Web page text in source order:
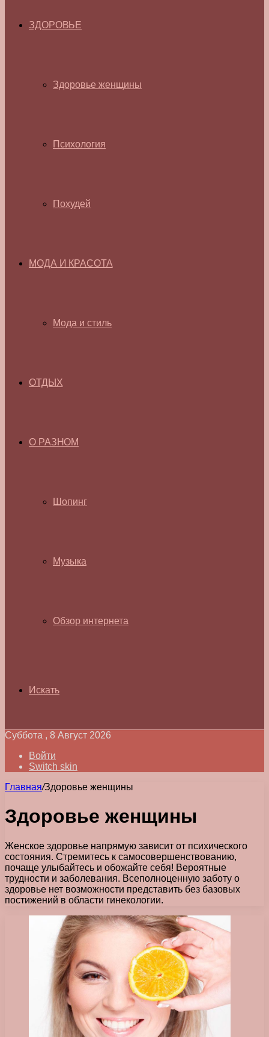
ЗДОРОВЬЕ
Здоровье женщины
Психология
Похудей
МОДА И КРАСОТА
Мода и стиль
ОТДЫХ
О РАЗНОМ
Шопинг
Музыка
Обзор интернета
Искать
Суббота , 8 Август 2026
Войти
Switch skin
Главная/Здоровье женщины
Здоровье женщины
Женское здоровье напрямую зависит от психического
состояния. Стремитесь к самосовершенствованию,
почаще улыбайтесь и обожайте себя! Вероятные
трудности и заболевания. Всеполноценную заботу о
здоровье нет возможности представить без базовых
постижений в области гинекологии.